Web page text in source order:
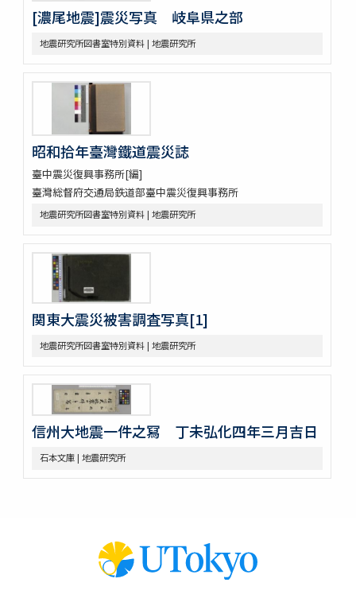
[濃尾地震]震災写真 岐阜県之部
地震研究所図書室特別資料 | 地震研究所
昭和拾年臺灣鐵道震災誌
臺中震災復興事務所[編]
臺灣総督府交通局鉄道部臺中震災復興事務所
地震研究所図書室特別資料 | 地震研究所
関東大震災被害調査写真[1]
地震研究所図書室特別資料 | 地震研究所
信州大地震一件之冩 丁未弘化四年三月吉日
石本文庫 | 地震研究所